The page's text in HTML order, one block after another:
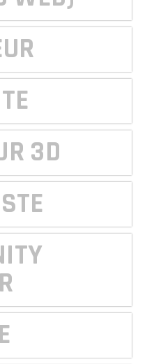
3D